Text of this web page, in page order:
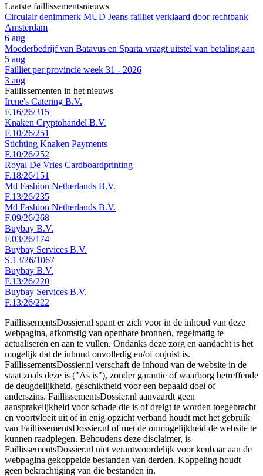
Laatste faillissementsnieuws
Circulair denimmerk MUD Jeans failliet verklaard door rechtbank
Amsterdam
6 aug
Moederbedrijf van Batavus en Sparta vraagt uitstel van betaling aan
5 aug
Failliet per provincie week 31 - 2026
3 aug
Faillissementen in het nieuws
Irene's Catering B.V.
F.16/26/315
Knaken Cryptohandel B.V.
F.10/26/251
Stichting Knaken Payments
F.10/26/252
Royal De Vries Cardboardprinting
F.18/26/151
Md Fashion Netherlands B.V.
F.13/26/235
Md Fashion Netherlands B.V.
F.09/26/268
Buybay B.V.
F.03/26/174
Buybay Services B.V.
S.13/26/1067
Buybay B.V.
F.13/26/220
Buybay Services B.V.
F.13/26/222
FaillissementsDossier.nl spant er zich voor in de inhoud van deze
webpagina, afkomstig van openbare bronnen, regelmatig te
actualiseren en aan te vullen. Ondanks deze zorg en aandacht is het
mogelijk dat de inhoud onvolledig en/of onjuist is.
FaillissementsDossier.nl verschaft de inhoud van de website in de
staat zoals deze is ("As is"), zonder garantie of waarborg betreffende
de deugdelijkheid, geschiktheid voor een bepaald doel of
anderszins. FaillissementsDossier.nl aanvaardt geen
aansprakelijkheid voor schade die is of dreigt te worden toegebracht
en voortvloeit uit of in enig opzicht verband houdt met het gebruik
van FaillissementsDossier.nl of met de onmogelijkheid de website te
kunnen raadplegen. Behoudens deze disclaimer, is
FaillissementsDossier.nl niet verantwoordelijk voor kenbaar aan de
webpagina gekoppelde bestanden van derden. Koppeling houdt
geen bekrachtiging van die bestanden in.